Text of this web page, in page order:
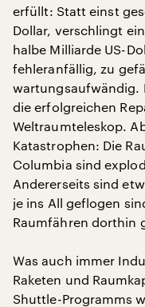
erfüllt: Statt einst
Dollar, verschlingt
halbe Milliarde US-
fehleranfällig, zu
wartungsaufwändig.
die erfolgreichen
Weltraumteleskop.
Katastrophen: Die
Columbia sind
Andererseits sind
je ins All geflogen
Raumfähren dorthin
Was auch immer
Raketen und
Shuttle-Programms